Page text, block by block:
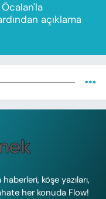
açıklama
köşe yazıları,
her konuda Flow!